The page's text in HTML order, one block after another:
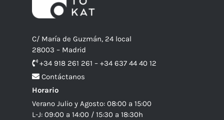
C/ María de Guzmán, 24 local
28003 – Madrid
+34 918 261 261 – +34 637 44 40 12
Contáctanos
Horario
Verano Julio y Agosto: 08:00 a 15:00
L-J: 09:00 a 14:00 / 15:30 a 18:30h